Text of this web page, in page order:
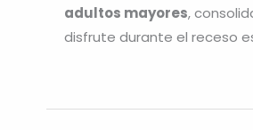
adultos mayores,
disfrute durante el receso